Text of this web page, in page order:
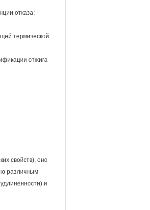
отказа;
термической
отжига
свойств), оно
различным
и